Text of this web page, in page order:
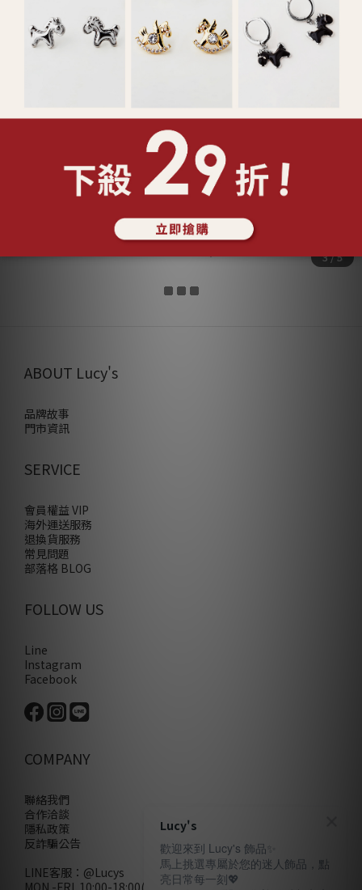
純銀摺紙系列｜法鬥犬 耳環/項鍊 (118378/118381)
ABOUT Lucy's
品牌故事
門市資訊
SERVICE
會員權益 VIP
海外運送服務
退換貨服務
常見問題
部落格 BLOG
FOLLOW US
Line
Instagram
Facebook
COMPANY
聯絡我們
合作洽談
隱私政策
反詐騙公告
LINE客服： @Lucys
Lucy's
歡迎來到 Lucy's 飾品✨
馬上挑選專屬於您的迷人飾品，點
亮日常每一刻💖